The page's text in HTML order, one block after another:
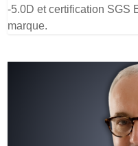
-5.0D et certification SGS
marque.